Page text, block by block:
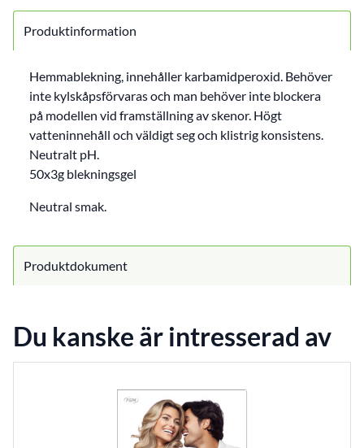
Produktinformation
Hemmablekning, innehåller karbamidperoxid. Behöver
inte kylskåpsförvaras och man behöver inte blockera
på modellen vid framställning av skenor. Högt
vatteninnehåll och väldigt seg och klistrig konsistens.
Neutralt pH.
50x3g blekningsgel
Neutral smak.
Produktdokument
Du kanske är intresserad av